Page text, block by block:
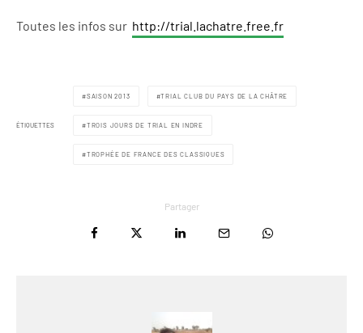
Toutes les infos sur http://trial.lachatre.free.fr
ÉTIQUETTES
SAISON 2013 TRIAL CLUB DU PAYS DE LA CHÂTRE
TROIS JOURS DE TRIAL EN INDRE
TROPHÉE DE FRANCE DES CLASSIQUES
Partager